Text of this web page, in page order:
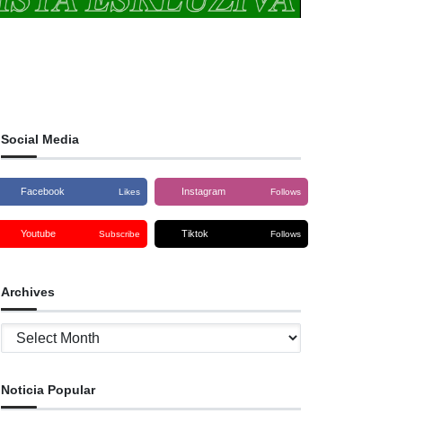
Social Media
Facebook Likes Instagram Follows
Youtube Subscribe Tiktok Follows
Archives
Archives
Noticia Popular